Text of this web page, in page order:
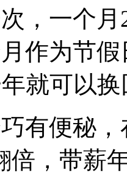
，一个
作为节
就可以
便秘，
倍，带薪